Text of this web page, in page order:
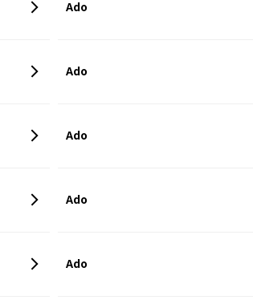
Ado
Ado
Ado
Ado
Ado